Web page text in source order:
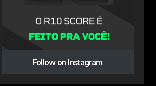
Follow on Instagram